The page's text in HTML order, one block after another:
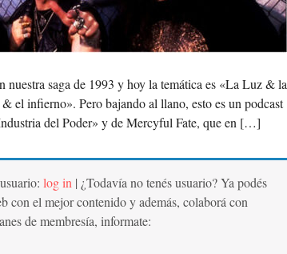
saga de 1993 y hoy la temática es «La Luz & la
el infierno». Pero bajando al llano, esto es un podcast
del Poder» y de Mercyful Fate, que en […]
log in | ¿Todavía no tenés usuario? Ya podés
con el mejor contenido y además, colaborá con
de membresía, informate: